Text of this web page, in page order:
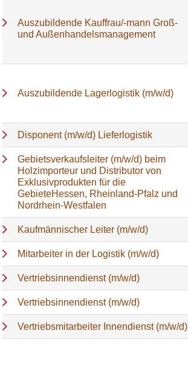
Auszubildende Kauffrau/-mann Groß-
und Außenhandelsmanagement
Auszubildende Lagerlogistik (m/w/d)
Disponent (m/w/d) Lieferlogistik
Gebietsverkaufsleiter (m/w/d) beim
Holzimporteur und Distributor von
Exklusivprodukten für die
GebieteHessen, Rheinland-Pfalz und
Nordrhein-Westfalen
Kaufmännischer Leiter (m/w/d)
Mitarbeiter in der Logistik (m/w/d)
Vertriebsinnendienst (m/w/d)
Vertriebsinnendienst (m/w/d)
Vertriebsmitarbeiter Innendienst (m/w/d)